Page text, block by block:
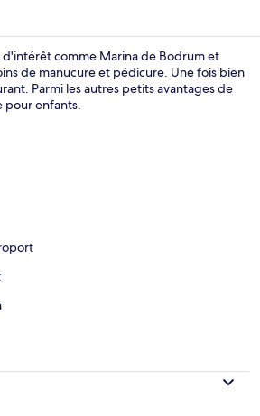
d'intérêt comme Marina de Bodrum et
de manucure et pédicure. Une fois bien
Parmi les autres petits avantages de
pour enfants.